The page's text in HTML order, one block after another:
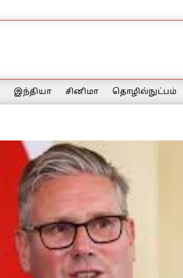
இந்தியா சினிமா தொழில்நுட்பம்